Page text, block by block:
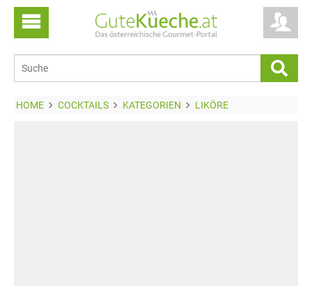
HOME COCKTAILS KATEGORIEN LIKÖRE